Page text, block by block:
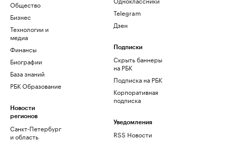
Общество
Бизнес
Технологии и
медиа
Финансы
Биографии
База знаний
РБК Образование
Новости
регионов
Санкт-Петербург
и область
Telegram
Дзен
Подписки
Скрыть баннеры
на РБК
Подписка на РБК
Корпоративная
подписка
Уведомления
RSS Новости